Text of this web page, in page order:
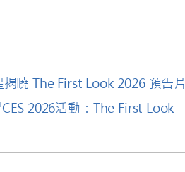
揭曉 The First Look 2026 預告片
CES 2026活動：The First Look